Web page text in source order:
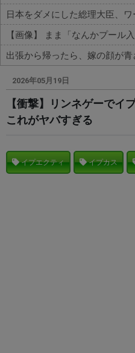
Powered by livedoor 相互RSS
2026年05月19日
【衝撃】リンネゲーでイ
これがヤバすぎる
イプエクティ イプカス